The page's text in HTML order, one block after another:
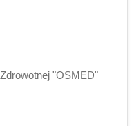
"OSMED"